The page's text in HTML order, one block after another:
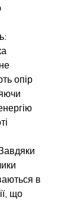
опір
в
що